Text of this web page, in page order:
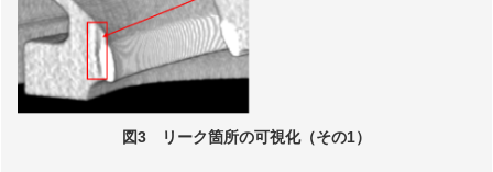
図3 リーク箇所の可視化（その1）